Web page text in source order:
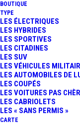
BOUTIQUE
TYPE
LES ÉLECTRIQUES
LES HYBRIDES
LES SPORTIVES
LES CITADINES
LES SUV
LES VÉHICULES
LES AUTOMOBILES DE
LES COUPÉS
LES VOITURES PAS
LES CABRIOLETS
LES « SANS PERMIS »
CARTE
PAS-
ENTRE
POIDS